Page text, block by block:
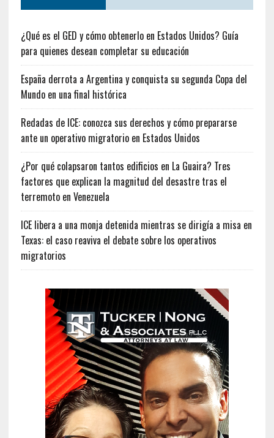
¿Qué es el GED y cómo obtenerlo en Estados Unidos? Guía
para quienes desean completar su educación
España derrota a Argentina y conquista su segunda Copa del
Mundo en una final histórica
Redadas de ICE: conozca sus derechos y cómo prepararse
ante un operativo migratorio en Estados Unidos
¿Por qué colapsaron tantos edificios en La Guaira? Tres
factores que explican la magnitud del desastre tras el
terremoto en Venezuela
ICE libera a una monja detenida mientras se dirigía a misa en
Texas: el caso reaviva el debate sobre los operativos
migratorios